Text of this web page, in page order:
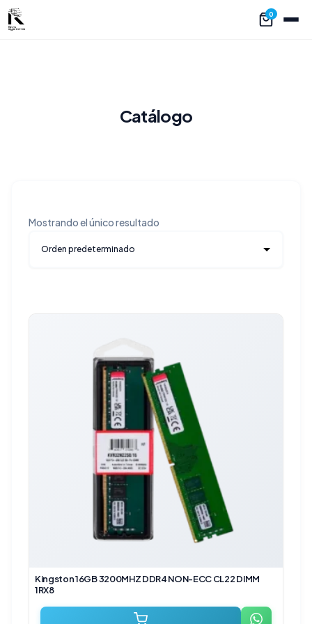
0
Catálogo
Mostrando el único resultado
Kingston 16GB 3200MHZ DDR4 NON-ECC CL22 DIMM
1RX8